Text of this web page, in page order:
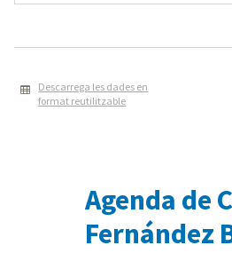
Descarrega les dades en
format reutilitzable
Agenda de
Fernández